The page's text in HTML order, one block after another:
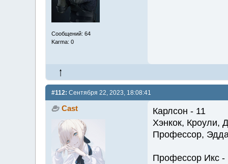
Сообщений: 64
Karma: 0
#112: Сентября 22, 2023, 18:08:41
Cast
Карлсон - 11
Хэнкок, Кроули,
Профессор,
Профессор Икс -